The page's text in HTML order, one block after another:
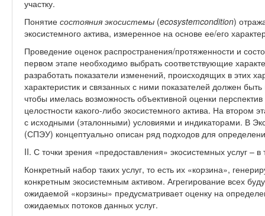
участку.
Понятие состояния экосистемы (ecosystemcondition)
экосистемного актива, измеренное на основе ее/его
Проведение оценок распространения/протяженности и
первом этапе необходимо выбрать соответствующие
разработать показатели изменений, происходящих в этих
характеристик и связанных с ними показателей должен
чтобы имелась возможность объективной оценки
целостности какого-либо экосистемного актива. На втором
с исходными (эталонными) условиями и индикаторами. В
(СПЭУ) концептуально описан ряд подходов для
II. С точки зрения «предоставления» экосистемных услуг –
Конкретный набор таких услуг, то есть их «корзина»,
конкретным экосистемным активом. Агрегирование всех
ожидаемой «корзины» предусматривает оценку на
ожидаемых потоков данных услуг.